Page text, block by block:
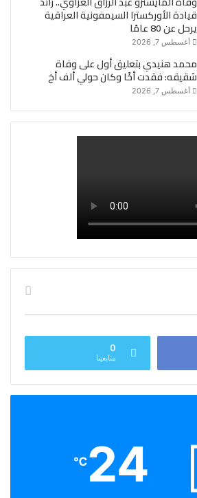
قيادة الأوركسترا السيمفونية العراقية
يرحل عن 80 عامًا
أغسطس 7, 2026
محمد هنيدي بتعليق أول على وفاة
شقيقه: فقدت أخًا وكان حولي ألف أخ
أغسطس 7, 2026
0
متابعينا
24
℃